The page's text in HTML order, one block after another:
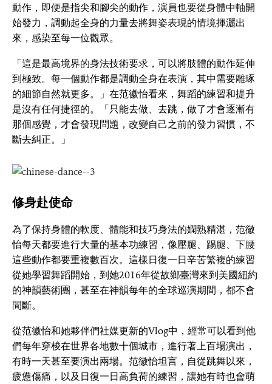
動作，即便是指尖和腳尖的動作，演員也要從身體中軸開
始發力，調動起全身的力量去將舞姿表現的情境揮灑出
來，感染至每一位觀眾。
「這是最高境界的身法技術要求，可以將肢體的動作延伸
到極致。每一個動作都是調動全身在表演，其中需要雕琢
的細節自然就更多。」在范徽怡看來，舞蹈的練習和提升
是沒有任何捷徑的。「只能去做、去跳，做了才會逐漸有
那個感覺，才會發現問題，改變自己之前的發力習慣，不
斷去糾正。」
修身赴使命
為了保持身體的軟度、體能和技巧身法的嫻熟精湛，范徽
怡每天都要進行大量的基本功練習，像壓腿、踢腿、下腰
這些動作都要重複數百次。這樣日復一日辛苦繁複的練習
從她學習舞蹈開始，到她2016年從故鄉臺灣來到美國紐約
的神韻藝術團，甚至在神韻每年的全球巡演期間，都不會
間斷。
從范徽怡和她夥伴們社媒更新的Vlog中，經常可以看到他
們每年穿梭在世界各地數十個城市，進行著上百場演出，
有時一天甚至要演出兩場。范徽怡坦言，自從跳舞以來，
疲憊傷痛，以及日復一日高負荷的練習，讓她有時也會萌